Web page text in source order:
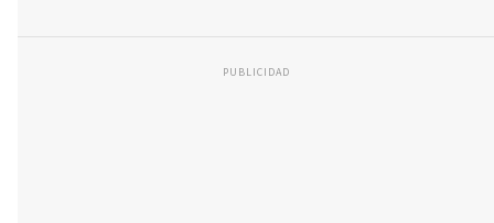
PUBLICIDAD